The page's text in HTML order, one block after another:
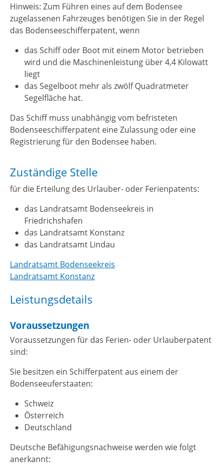
Hinweis: Zum Führen eines auf dem Bodensee
zugelassenen Fahrzeuges benötigen Sie in der Regel
das Bodenseeschifferpatent, wenn
das Schiff oder Boot mit einem Motor betrieben
wird und die Maschinenleistung über 4,4 Kilowatt
liegt
das Segelboot mehr als zwölf Quadratmeter
Segelfläche hat.
Das Schiff muss unabhängig vom befristeten
Bodenseeschifferpatent eine Zulassung oder eine
Registrierung für den Bodensee haben.
Zuständige Stelle
für die Erteilung des Urlauber- oder Ferienpatents:
das Landratsamt Bodenseekreis in
Friedrichshafen
das Landratsamt Konstanz
das Landratsamt Lindau
Landratsamt Bodenseekreis
Landratsamt Konstanz
Leistungsdetails
Voraussetzungen
Voraussetzungen für das Ferien- oder Urlauberpatent
sind:
Sie besitzen ein Schifferpatent aus einem der
Bodenseeuferstaaten:
Schweiz
Österreich
Deutschland
Deutsche Befähigungsnachweise werden wie folgt
anerkannt: